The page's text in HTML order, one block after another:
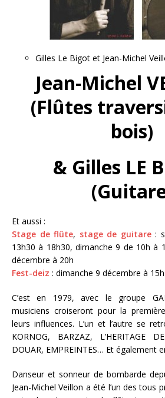
Gilles Le Bigot et Jean-Michel
Jean-Michel
(Flûtes
bois)
& Gilles LE
Et aussi :
Stage de flûte, stage de guitare:
13h30 à 18h30, dimanche 9 de 10h à
décembre à 20h
Fest-deiz : dimanche 9 décembre à 15h
C’est en 1979, avec le groupe
musiciens croiseront pour la
leurs influences. L’un et l’autre se
KORNOG, BARZAZ, L’HERITAGE
DOUAR, EMPREINTES… Et également
Danseur et sonneur de bombarde
Jean-Michel Veillon a été l’un des tous